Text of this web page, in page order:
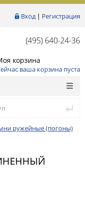
Вход| Регистрация
(495) 640-24-36
корзина
ваша корзина пуста
ружейные (погоны)